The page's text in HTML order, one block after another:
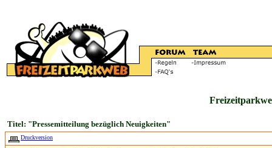
Titel: "Pressemitteilung bezüglich Neuigkeiten"
Druckversion